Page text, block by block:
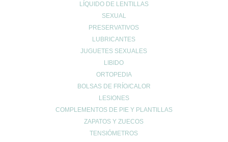
LÍQUIDO DE LENTILLAS
SEXUAL
PRESERVATIVOS
LUBRICANTES
JUGUETES SEXUALES
LIBIDO
ORTOPEDIA
BOLSAS DE FRÍO/CALOR
LESIONES
COMPLEMENTOS DE PIE Y PLANTILLAS
ZAPATOS Y ZUECOS
TENSIÓMETROS
INFO LEGAL
Devoluciones
Política de cookies